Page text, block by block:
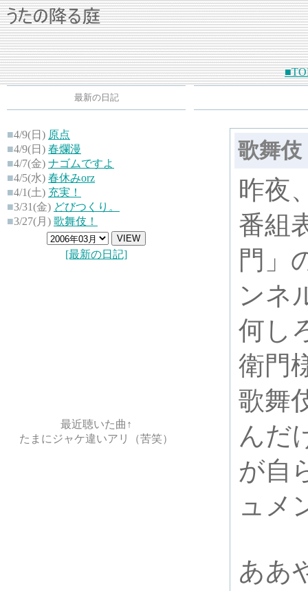
最新の日記
■4/9(日) 原点
■4/9(日) 春爛漫
■4/7(金) ナゴムですよ
■4/5(水) 春休みorz
■4/1(土) 充実！
■3/31(金) どびつくり。
■3/27(月) 歌舞伎！
[最新の日記]
最近聴いた曲↑
たまにジャケ違いアリ（苦笑）
歌舞伎
昨夜
番組
門」
ンネ
何し
衛門
歌舞
んだ
が自
ュメ
ああ